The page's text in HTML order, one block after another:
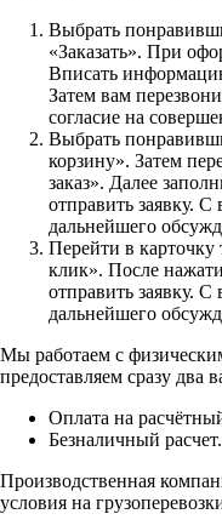
Выбрать
«Заказать». При
Вписать
Затем вам
согласие на
Выбрать
корзину». Затем
заказ». Далее
отправить заявку.
дальнейшего
Перейти в карточку
клик». После
отправить заявку.
дальнейшего
Мы работаем с
предоставляем сразу два
Оплата на
Безналичный
Производственная
условия на